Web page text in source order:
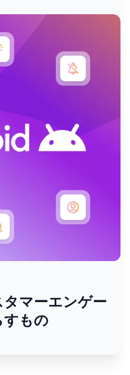
マーエンゲー
もの